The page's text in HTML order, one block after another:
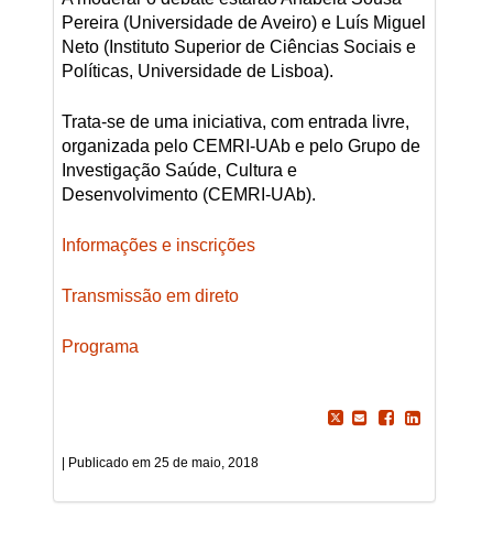
Pereira (Universidade de Aveiro) e Luís Miguel
Neto (Instituto Superior de Ciências Sociais e
Políticas, Universidade de Lisboa).
Trata-se de uma iniciativa, com entrada livre,
organizada pelo CEMRI-UAb e pelo Grupo de
Investigação Saúde, Cultura e
Desenvolvimento (CEMRI-UAb).
Informações e inscrições
Transmissão em direto
Programa
25 de maio, 2018